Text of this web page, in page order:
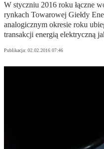
W styczniu 2016 roku łączne
rynkach Towarowej Giełdy
analogicznym okresie roku
transakcji energią elektryczną
Publikacja: 02.02.2016 07:46